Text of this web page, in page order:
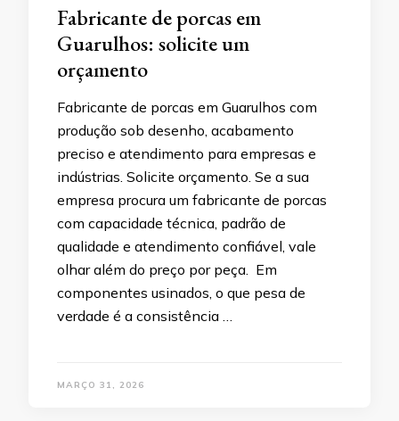
Fabricante de porcas em
Guarulhos: solicite um
orçamento
Fabricante de porcas em Guarulhos com
produção sob desenho, acabamento
preciso e atendimento para empresas e
indústrias. Solicite orçamento. Se a sua
empresa procura um fabricante de porcas
com capacidade técnica, padrão de
qualidade e atendimento confiável, vale
olhar além do preço por peça. Em
componentes usinados, o que pesa de
verdade é a consistência …
MARÇO 31, 2026